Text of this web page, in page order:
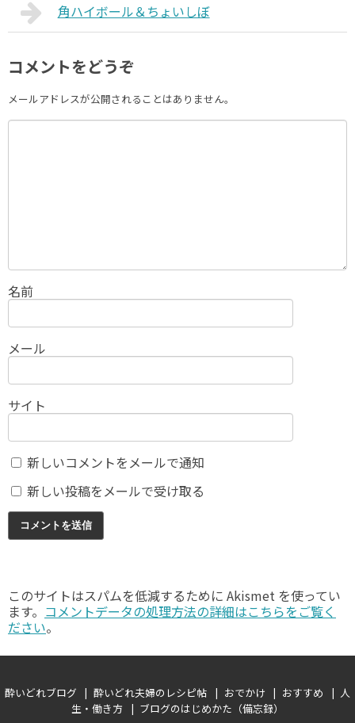
角ハイボール＆ちょいしぼ
コメントをどうぞ
メールアドレスが公開されることはありません。
名前
メール
サイト
新しいコメントをメールで通知
新しい投稿をメールで受け取る
このサイトはスパムを低減するために Akismet を使ってい
ます。 コメントデータの処理方法の詳細はこちらをご覧く
ださい。
酔いどれブログ 酔いどれ夫婦のレシピ帖 おでかけ おすすめ
人
生・働き方
ブログのはじめかた（備忘録）